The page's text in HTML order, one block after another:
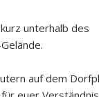
unterhalb des
auf dem